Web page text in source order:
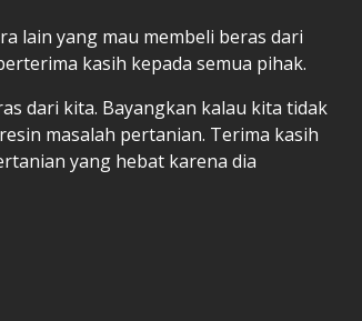
lain yang mau membeli beras dari
kasih kepada semua pihak.
dari kita. Bayangkan kalau kita tidak
masalah pertanian. Terima kasih
yang hebat karena dia